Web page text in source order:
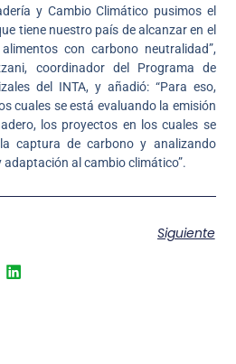
y Cambio Climático pusimos el
tiene nuestro país de alcanzar en el
con carbono neutralidad”,
coordinador del Programa de
del INTA, y añadió: “Para eso,
cuales se está evaluando la emisión
los proyectos en los cuales se
captura de carbono y analizando
al cambio climático”.
Siguiente